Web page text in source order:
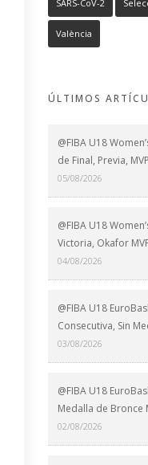
SARS-CoV-2
València
ÚLTIMOS
@FIBA U18
de Final, Previa, MVP
05/08/2026
@FIBA U18
Victoria, Okafor
04/08/2026
@FIBA U18
Consecutiva, Sin
03/08/2026
@FIBA U18
Medalla de Bronce
02/08/2026